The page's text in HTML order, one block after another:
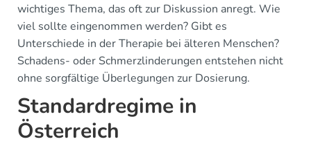
wichtiges Thema, das oft zur Diskussion anregt. Wie
viel sollte eingenommen werden? Gibt es
Unterschiede in der Therapie bei älteren Menschen?
Schadens- oder Schmerzlinderungen entstehen nicht
ohne sorgfältige Überlegungen zur Dosierung.
Standardregime in
Österreich